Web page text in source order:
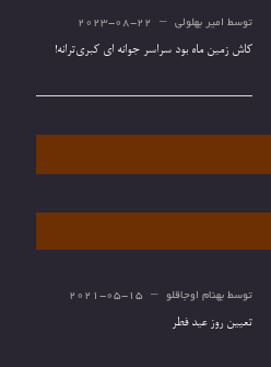
توسط امیر بهلولی 2023-08-22
کاش زمین ماه بود سراسر جوانه ای کبری‌ترانه!
توسط بهنام اوجاقلو 2021-05-15
تعیین روز عید فطر